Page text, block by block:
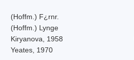
(Hoffm.) F¿rnr.
(Hoffm.) Lynge
Kiryanova, 1958
Yeates, 1970